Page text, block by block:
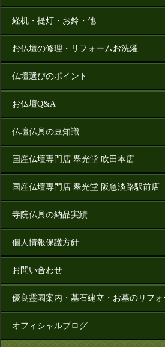
経机・提灯・お鈴・他
お仏壇の修理・リフォームお洗濯
仏壇選びのポイント
お仏壇Q&A
仏壇仏具の豆知識
国産仏壇専門店 翠光堂 吹田本店
国産仏壇専門店 翠光堂 阪急淡路駅前店
寺院仏具の納品実績
個人情報保護方針
お問い合わせ
優良霊園案内・墓石建立・お墓のリフォ
オフィシャルブログ